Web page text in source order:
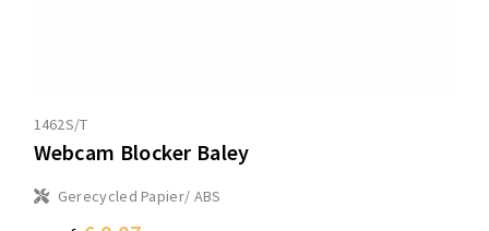
1462S/T
Webcam Blocker Baley
Gerecycled Papier/ ABS